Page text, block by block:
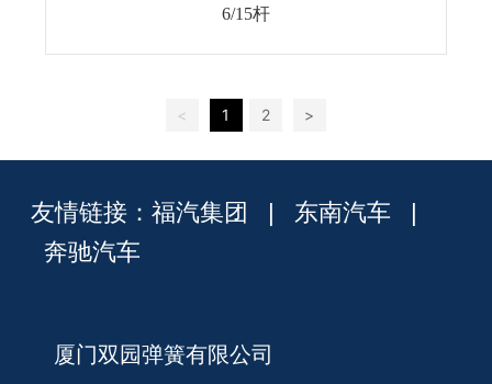
6/15杆
< 1 2 >
友情链接：福汽集团 | 东南汽车 |
奔驰汽车
厦门双园弹簧有限公司